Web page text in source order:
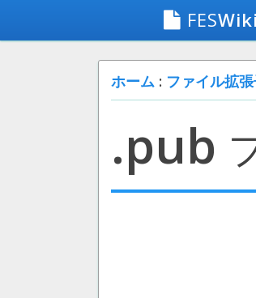
FESWiki
ホーム : ファイル拡
.pub